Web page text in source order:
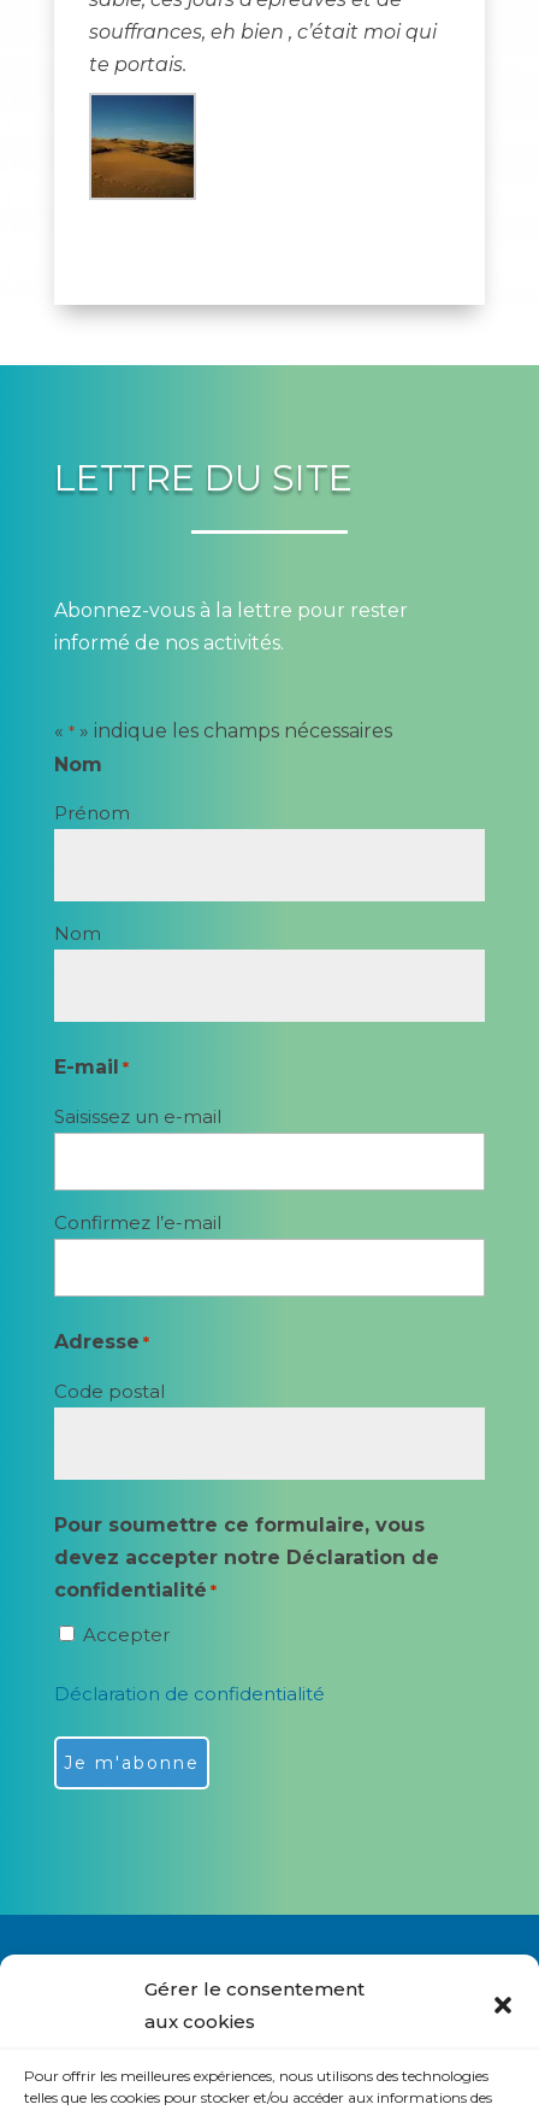
Gérer le consentement
aux cookies
Pour offrir les meilleures expériences, nous utilisons des technologies
telles que les cookies pour stocker et/ou accéder aux informations des
souffrances, eh bien , c’était moi qui
te portais.
LETTRE DU SITE
Abonnez-vous à la lettre pour rester
informé de nos activités.
« *» indique les champs nécessaires
Nom
Prénom
Nom
E-mail *
Saisissez un e-mail
Confirmez l’e-mail
Adresse *
Code postal
Pour soumettre ce formulaire, vous
devez accepter notre Déclaration de
confidentialité *
Accepter
Déclaration de confidentialité
Nous contacter
S’abonner à la lettre du site